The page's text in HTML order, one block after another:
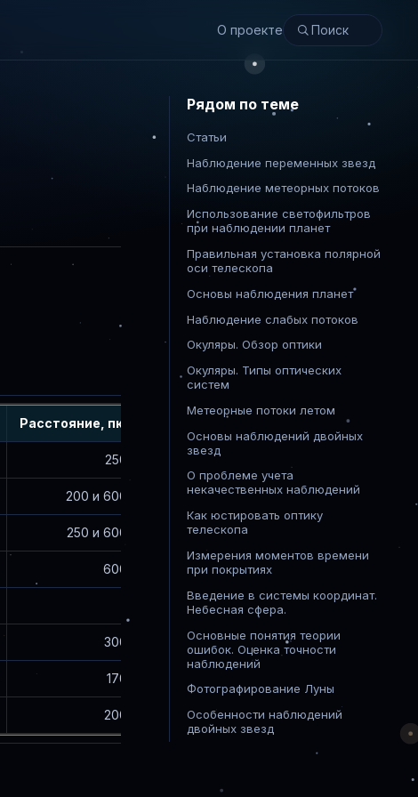
О проекте
Расстояние, пк
250
200 и 600
250 и 600
600
300
170
200
Рядом по теме
Статьи
Наблюдение переменных звезд
Наблюдение метеорных потоков
Использование светофильтров
при наблюдении планет
Правильная установка полярной
оси телескопа
Основы наблюдения планет
Наблюдение слабых потоков
Окуляры. Обзор оптики
Окуляры. Типы оптических
систем
Метеорные потоки летом
Основы наблюдений двойных
звезд
О проблеме учета
некачественных наблюдений
Как юстировать оптику
телескопа
Измерения моментов времени
при покрытиях
Введение в системы координат.
Небесная сфера.
Основные понятия теории
ошибок. Оценка точности
наблюдений
Фотографирование Луны
Особенности наблюдений
двойных звезд